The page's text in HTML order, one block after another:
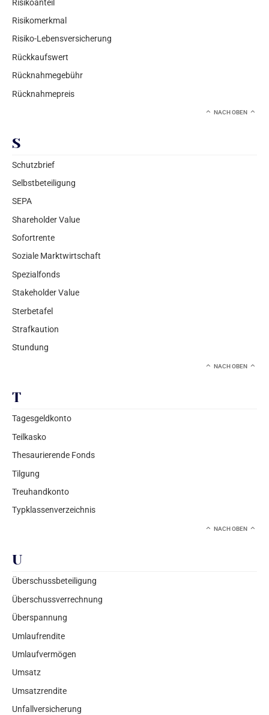
Risikoanteil
Risikomerkmal
Risiko-Lebensversicherung
Rückkaufswert
Rücknahmegebühr
Rücknahmepreis
NACH OBEN
S
Schutzbrief
Selbstbeteiligung
SEPA
Shareholder Value
Sofortrente
Soziale Marktwirtschaft
Spezialfonds
Stakeholder Value
Sterbetafel
Strafkaution
Stundung
NACH OBEN
T
Tagesgeldkonto
Teilkasko
Thesaurierende Fonds
Tilgung
Treuhandkonto
Typklassenverzeichnis
NACH OBEN
U
Überschussbeteiligung
Überschussverrechnung
Überspannung
Umlaufrendite
Umlaufvermögen
Umsatz
Umsatzrendite
Unfallversicherung